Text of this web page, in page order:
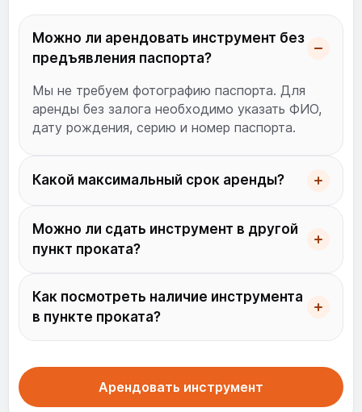
Можно ли арендовать инструмент без
предъявления паспорта?
Мы не требуем фотографию паспорта. Для
аренды без залога необходимо указать ФИО,
дату рождения, серию и номер паспорта.
Какой максимальный срок аренды?
Можно ли сдать инструмент в другой
пункт проката?
Как посмотреть наличие инструмента
в пункте проката?
Арендовать инструмент